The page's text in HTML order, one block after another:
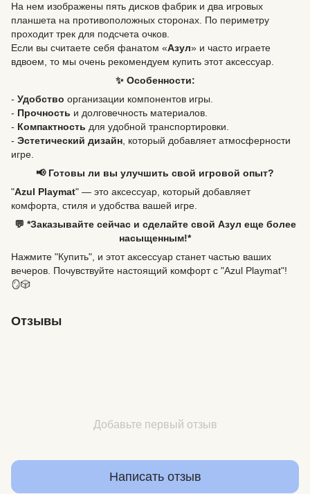
На нем изображены пять дисков фабрик и два игровых
планшета на противоположных сторонах. По периметру
проходит трек для подсчета очков.
Если вы считаете себя фанатом «Азул» и часто играете
вдвоем, то мы очень рекомендуем купить этот аксессуар.
✨ Особенности:
- Удобство организации компонентов игры.
- Прочность и долговечность материалов.
- Компактность для удобной транспортировки.
- Эстетический дизайн, который добавляет атмосферности
игре.
📢 Готовы ли вы улучшить свой игровой опыт?
"Azul Playmat" — это аксессуар, который добавляет
комфорта, стиля и удобства вашей игре.
💬 *Заказывайте сейчас и сделайте свой Азул еще более
насыщенным!*
Нажмите "Купить", и этот аксессуар станет частью ваших
вечеров. Почувствуйте настоящий комфорт с "Azul Playmat"!
🪞🎲
Отзывы
Добавьте первый отзыв
Написать отзыв